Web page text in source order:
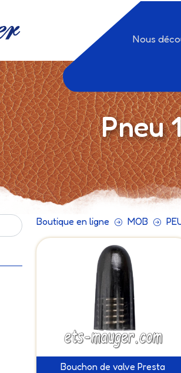
Nous
Pneu
Boutique en ligne MOB
Bouchon de valve Presta